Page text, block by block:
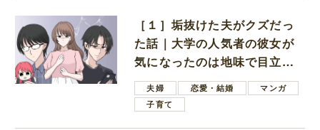
［１］垢抜けた夫がクズだっ
た話｜大学の人気者の彼女が
気になったのは地味で目立た
ない男子学生
夫婦 恋愛・結婚
マンガ
子育て